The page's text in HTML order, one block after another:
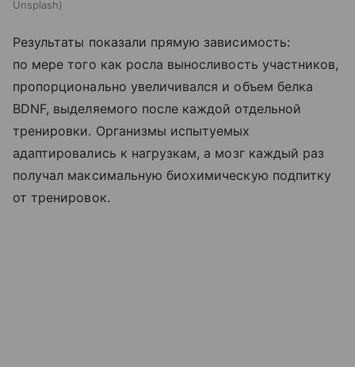
Unsplash
Результаты показали прямую зависимость:
по мере того как росла выносливость участников,
пропорционально увеличивался и объем белка
BDNF, выделяемого после каждой отдельной
тренировки. Организмы испытуемых
адаптировались к нагрузкам, а мозг каждый раз
получал максимальную биохимическую подпитку
от тренировок.